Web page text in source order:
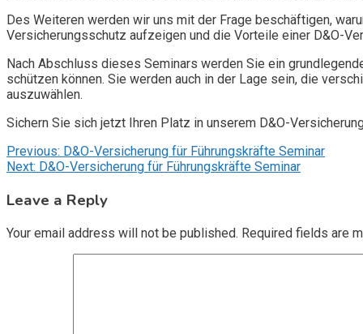
Des Weiteren werden wir uns mit der Frage beschäftigen,
Versicherungsschutz aufzeigen und die Vorteile einer D&O-
Nach Abschluss dieses Seminars werden Sie ein
schützen können. Sie werden auch in der Lage sein, die
auszuwählen.
Sichern Sie sich jetzt Ihren Platz in unserem D&O-
Post
navigation
Previous: D&O-Versicherung für Führungskräfte Seminar
Next: D&O-Versicherung für Führungskräfte Seminar
Leave a Reply
Your email address will not be published. Required fields are